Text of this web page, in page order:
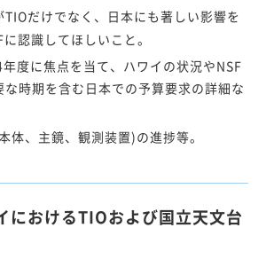
TIOだけでなく、日本にも著しい影響を
認識してほしいこと。
度に焦点を当て、ハワイの状況やNSF
時期を含む日本での予算要求の詳細な
体、主鏡、観測装置)の進捗等。
におけるTIOおよび国立天文台